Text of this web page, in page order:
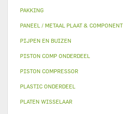
PAKKING
PANEEL / METAAL PLAAT & COMPONENT
PIJPEN EN BUIZEN
PISTON COMP ONDERDEEL
PISTON COMPRESSOR
PLASTIC ONDERDEEL
PLATEN WISSELAAR